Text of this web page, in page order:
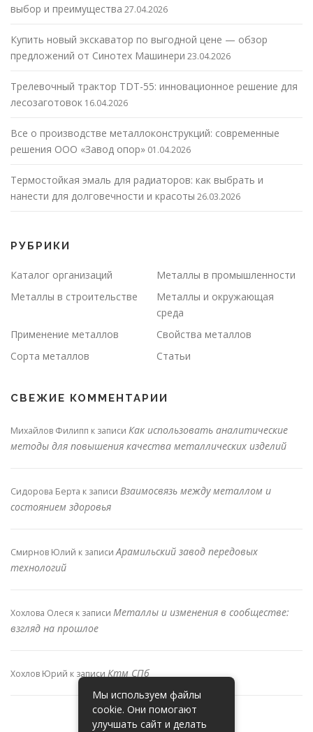
выбор и преимущества 27.04.2026
Купить новый экскаватор по выгодной цене — обзор
предложений от Синотех Машинери 23.04.2026
Трелевочный трактор TDT-55: инновационное решение для
лесозаготовок 16.04.2026
Все о производстве металлоконструкций: современные
решения ООО «Завод опор» 01.04.2026
Термостойкая эмаль для радиаторов: как выбрать и
нанести для долговечности и красоты 26.03.2026
РУБРИКИ
Каталог организаций
Металлы в промышленности
Металлы в строительстве
Металлы и окружающая
среда
Применение металлов
Свойства металлов
Сорта металлов
Статьи
СВЕЖИЕ КОММЕНТАРИИ
Михайлов Филипп к записи Как использовать аналитические
методы для повышения качества металлических изделий
Сидорова Берта к записи Взаимосвязь между металлом и
состоянием здоровья
Смирнов Юлий к записиАрамильский завод передовых
технологий
Хохлова Олеся к записи Металлы и изменения в сообществе:
взгляд на прошлое
Хохлов Юрий к записи Ктм СПб
Мы используем файлы
cookie. Они помогают
улучшать сайт и делать